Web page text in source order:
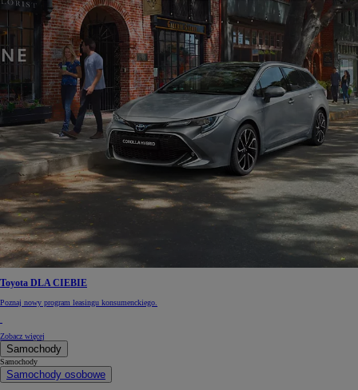
Toyota DLA CIEBIE
Poznaj nowy program leasingu konsumenckiego.
Zobacz więcej
Samochody
Samochody
Samochody osobowe